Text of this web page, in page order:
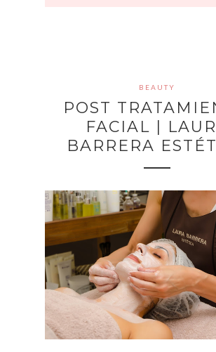
BEAUTY
POST
FACIAL |
BARRERA